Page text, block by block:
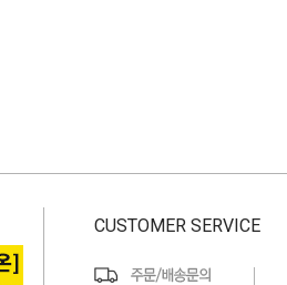
CUSTOMER SERVICE